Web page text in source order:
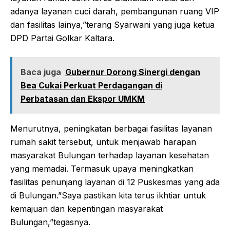
adanya layanan cuci darah, pembangunan ruang VIP
dan fasilitas lainya,”terang Syarwani yang juga ketua
DPD Partai Golkar Kaltara.
Baca juga Gubernur Dorong Sinergi dengan
Bea Cukai Perkuat Perdagangan di
Perbatasan dan Ekspor UMKM
Menurutnya, peningkatan berbagai fasilitas layanan
rumah sakit tersebut, untuk menjawab harapan
masyarakat Bulungan terhadap layanan kesehatan
yang memadai. Termasuk upaya meningkatkan
fasilitas penunjang layanan di 12 Puskesmas yang ada
di Bulungan.”Saya pastikan kita terus ikhtiar untuk
kemajuan dan kepentingan masyarakat
Bulungan,”tegasnya.